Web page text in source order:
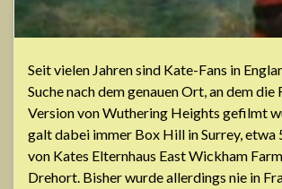
Seit vielen Jahren sind Kate-Fans in
Suche nach dem genauen Ort, an dem die
Version von Wuthering Heights gefilmt
galt dabei immer Box Hill in Surrey,
von Kates Elternhaus East Wickham
Drehort. Bisher wurde allerdings nie in